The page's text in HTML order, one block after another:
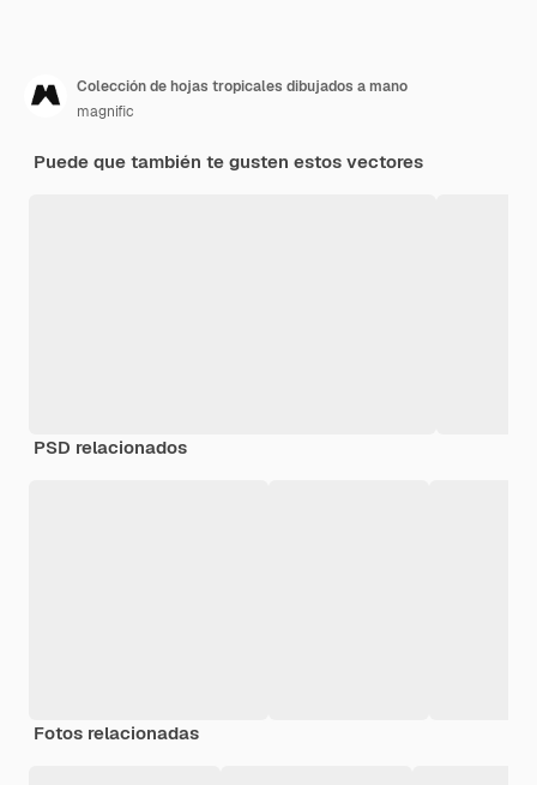
Colección de hojas tropicales dibujados a mano
magnific
Puede que también te gusten estos vectores
PSD relacionados
Fotos relacionadas